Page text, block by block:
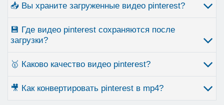
📥 Вы храните загруженные видео pinterest?
💾 Где видео pinterest сохраняются после
загрузки?
🥇 Каково качество видео pinterest?
🎥 Как конвертировать pinterest в mp4?